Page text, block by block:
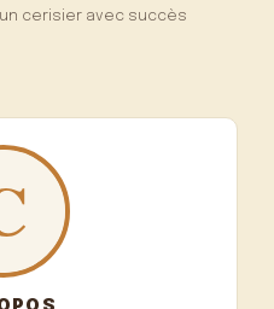
cerisier avec succès